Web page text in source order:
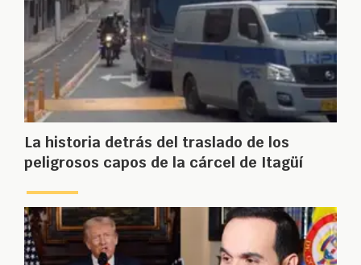
La historia detrás del traslado de los
peligrosos capos de la cárcel de Itagüí